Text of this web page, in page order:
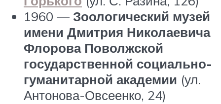
1960 — Зоологический музей
имени Дмитрия Николаевича
Флорова Поволжской
государственной социально-
гуманитарной академии (ул.
Антонова-Овсеенко, 24)